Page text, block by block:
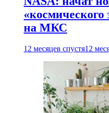
«космического
на МКС
12 месяцев спустя12